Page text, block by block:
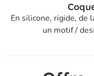
En silicone, rigide, de
un motif /